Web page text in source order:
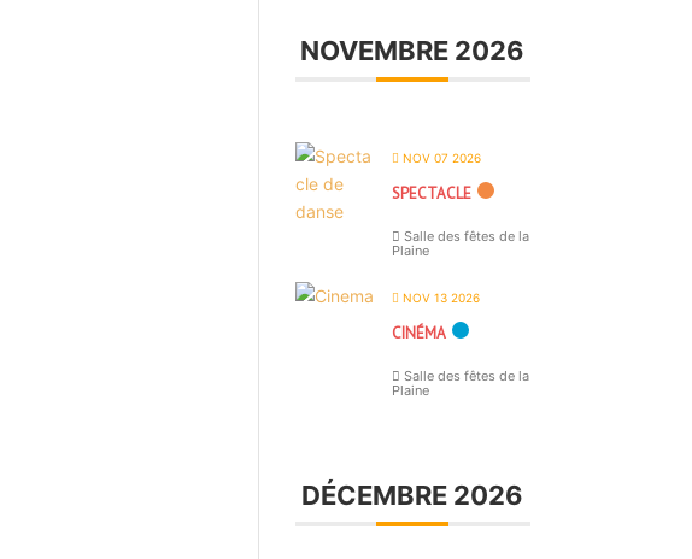
NOVEMBRE 2026
NOV 07 2026
SPECTACLE
Salle des fêtes de la
Plaine
NOV 13 2026
CINÉMA
Salle des fêtes de la
Plaine
DÉCEMBRE 2026